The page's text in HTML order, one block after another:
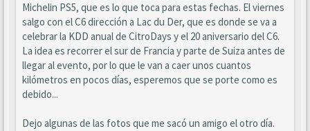
Michelin PS5, que es lo que toca para estas fechas. El viernes
salgo con el C6 dirección a Lac du Der, que es donde se va a
celebrar la KDD anual de CitroDays y el 20 aniversario del C6.
La idea es recorrer el sur de Francia y parte de Suiza antes de
llegar al evento, por lo que le van a caer unos cuantos
kilómetros en pocos días, esperemos que se porte como es
debido...
Dejo algunas de las fotos que me sacó un amigo el otro día.